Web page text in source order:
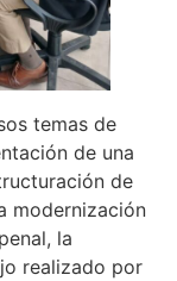
temas de
de una
de
modernización
la
realizado por